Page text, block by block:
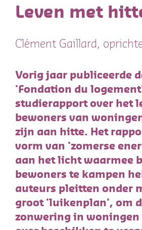
Leven met
Clément Gaillard,
Vorig jaar publiceerde
'Fondation du
studierapport over het
bewoners van
zijn aan hitte. Het
vorm van 'zomerse
aan het licht waarmee
bewoners te kampen
auteurs pleitten onder
groot 'luikenplan', om
zonwering in